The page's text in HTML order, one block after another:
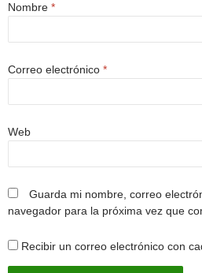
Nombre *
Correo electrónico *
Web
Guarda mi nombre, correo
navegador para la próxima vez que
Recibir un correo electrónico con